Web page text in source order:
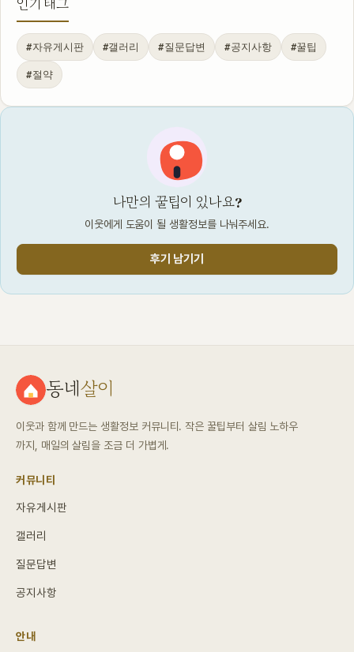
인기 태그
#자유게시판 #갤러리 #질문답변 #공지사항 #꿀팁
#절약
나만의 꿀팁이 있나요?
이웃에게 도움이 될 생활정보를 나눠주세요.
후기 남기기
동네살이
이웃과 함께 만드는 생활정보 커뮤니티. 작은 꿀팁부터 살림 노하우
까지, 매일의 살림을 조금 더 가볍게.
커뮤니티
자유게시판
갤러리
질문답변
공지사항
안내